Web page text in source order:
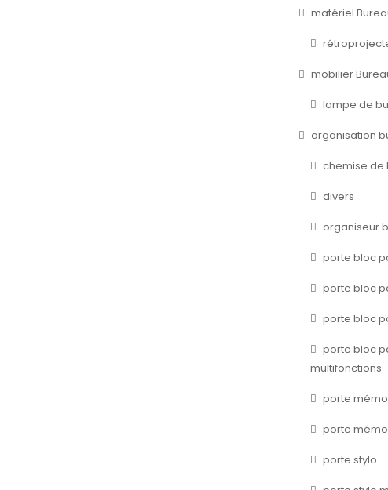
matériel
mobilier
lampe de
organisation
chemise de
divers
organiseur
porte bloc
porte bloc
porte bloc
porte bloc
multifonctions
porte mémo
porte
porte stylo